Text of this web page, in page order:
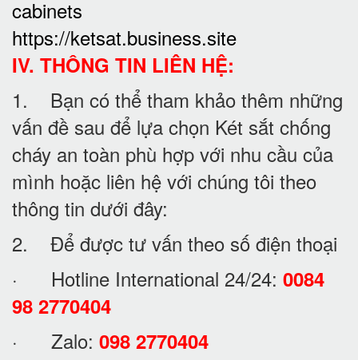
cabinets
https://ketsat.business.site
IV. THÔNG TIN LIÊN HỆ:
1. Bạn có thể tham khảo thêm những
vấn đề sau để lựa chọn Két sắt chống
cháy an toàn phù hợp với nhu cầu của
mình hoặc liên hệ với chúng tôi theo
thông tin dưới đây:
2. Để được tư vấn theo số điện thoại
· Hotline International 24/24: 0084
98 2770404
· Zalo: 098 2770404